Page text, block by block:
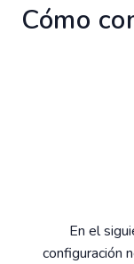
Cómo
En el
configuración